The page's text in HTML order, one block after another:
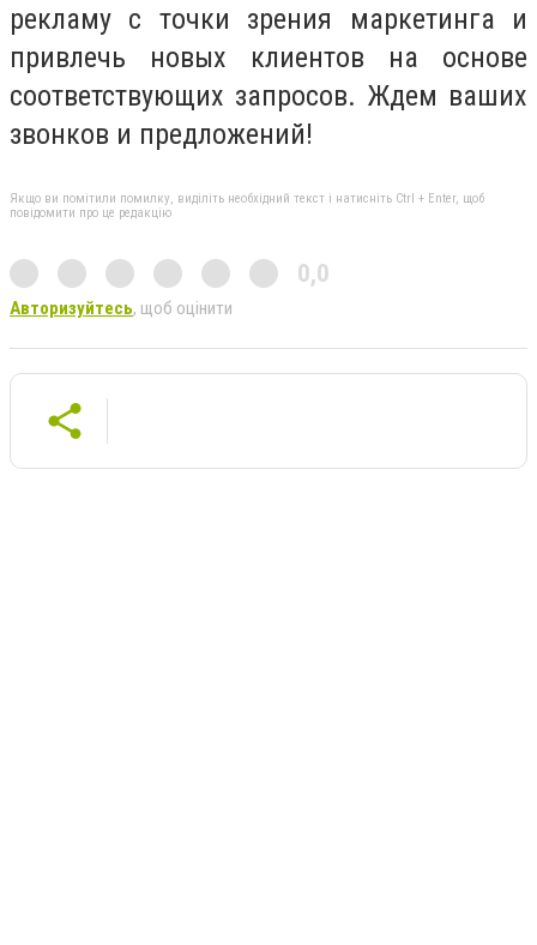
рекламу с точки зрения маркетинга и
привлечь новых клиентов на основе
соответствующих запросов. Ждем ваших
звонков и предложений!
Якщо ви помітили помилку, виділіть необхідний текст і натисніть Ctrl + Enter, щоб
повідомити про це редакцію
0,0
Авторизуйтесь, щоб оцінити